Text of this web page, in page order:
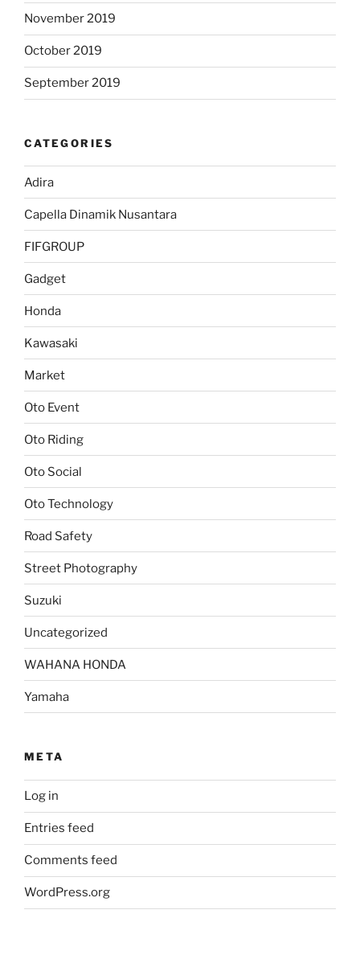
November 2019
October 2019
September 2019
CATEGORIES
Adira
Capella Dinamik Nusantara
FIFGROUP
Gadget
Honda
Kawasaki
Market
Oto Event
Oto Riding
Oto Social
Oto Technology
Road Safety
Street Photography
Suzuki
Uncategorized
WAHANA HONDA
Yamaha
META
Log in
Entries feed
Comments feed
WordPress.org